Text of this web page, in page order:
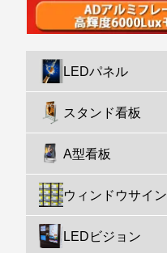
LEDパネル
スタンド看板
A型看板
ウィンドウサイン
LEDビジョン